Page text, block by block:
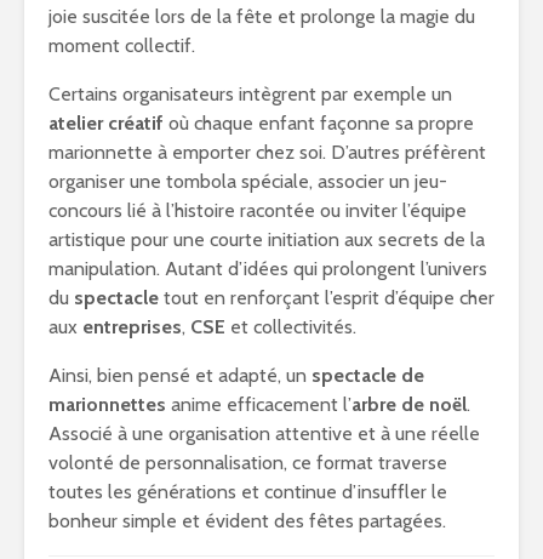
joie suscitée lors de la fête et prolonge la magie du
moment collectif.
Certains organisateurs intègrent par exemple un
atelier créatif où chaque enfant façonne sa propre
marionnette à emporter chez soi. D’autres préfèrent
organiser une tombola spéciale, associer un jeu-
concours lié à l’histoire racontée ou inviter l’équipe
artistique pour une courte initiation aux secrets de la
manipulation. Autant d’idées qui prolongent l’univers
du spectacle tout en renforçant l’esprit d’équipe cher
aux entreprises, CSE et collectivités.
Ainsi, bien pensé et adapté, un spectacle de
marionnettes anime efficacement l’arbre de noël.
Associé à une organisation attentive et à une réelle
volonté de personnalisation, ce format traverse
toutes les générations et continue d’insuffler le
bonheur simple et évident des fêtes partagées.